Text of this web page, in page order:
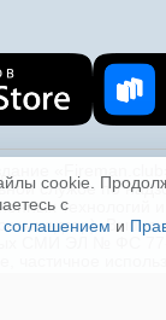
службе по
технологий и
СМИ ЭЛ № ФС 77-
cookie.
с
соглашением и